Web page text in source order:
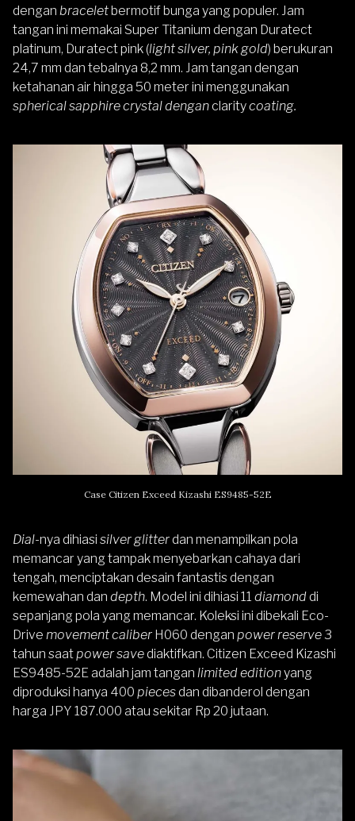
dengan braceletbermotif bunga yang populer. Jam
tangan ini memakai Super Titanium dengan Duratect
platinum, Duratect pink (light silver, pink gold) berukuran
24,7 mm dan tebalnya 8,2 mm. Jam tangan dengan
ketahanan air hingga 50 meter ini menggunakan
spherical sapphire crystal denganclaritycoating.
Case Citizen Exceed Kizashi ES9485-52E
Dial-nya dihiasi silver glitterdan menampilkan pola
memancar yang tampak menyebarkan cahaya dari
tengah, menciptakan desain fantastis dengan
kemewahan dan depth. Model ini dihiasi 11 diamonddi
sepanjang pola yang memancar. Koleksi ini dibekali Eco-
Drive movement caliber H060 dengan power reserve3
tahun saat power savediaktifkan. Citizen Exceed Kizashi
ES9485-52E adalah jam tangan limited editionyang
diproduksi hanya 400 piecesdan dibanderol dengan
harga JPY 187.000 atau sekitar Rp 20 jutaan.